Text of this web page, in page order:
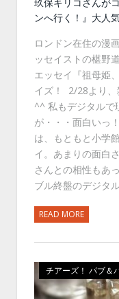
ンへ行く！』大人
ロンドン在住の漫
ッセイストの椹野
エッセイ『祖母姫
イズ！ 2/28より、
^^ 私もデジタルで
が・・・面白いっ
は、もともと小学
イ。あまりの面白
さんとの相性もあ
ブル終盤のデジタ
READ MORE
チアーズ！ パブ＆